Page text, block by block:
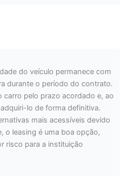
do veículo permanece com
durante o período do contrato.
carro pelo prazo acordado e, ao
lo de forma definitiva.
mais acessíveis devido
o leasing é uma boa opção,
risco para a instituição